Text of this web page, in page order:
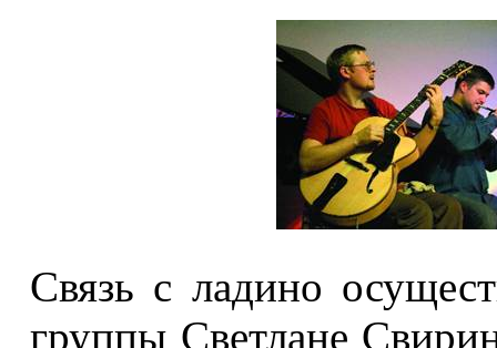
Связь с ладино
группы Светлане